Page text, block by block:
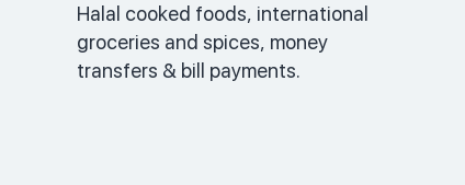
Halal cooked foods, international
groceries and spices, money
transfers & bill payments.